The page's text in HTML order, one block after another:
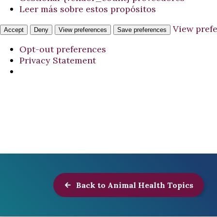
Leer más sobre estos propósitos
Accept Deny View preferences Save preferences
View
Opt-out preferences
Privacy Statement
Back to Animal Health Topics